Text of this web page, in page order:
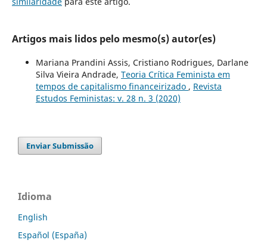
Artigos mais lidos pelo mesmo(s) autor(es)
Mariana Prandini Assis, Cristiano Rodrigues, Darlane
Silva Vieira Andrade, Teoria Crítica Feminista em
tempos de capitalismo financeirizado , Revista
Estudos Feministas: v. 28 n. 3 (2020)
Enviar Submissão
Idioma
English
Español (España)